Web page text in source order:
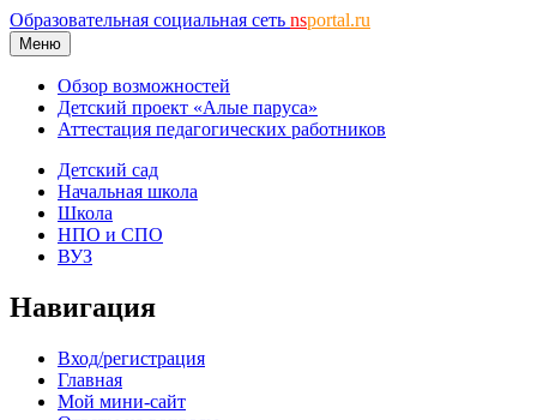
Образовательная социальная сеть nsportal.ru
Меню
Обзор возможностей
Детский проект «Алые паруса»
Аттестация педагогических работников
Детский сад
Начальная школа
Школа
НПО и СПО
ВУЗ
Навигация
Вход/регистрация
Главная
Мой мини-сайт